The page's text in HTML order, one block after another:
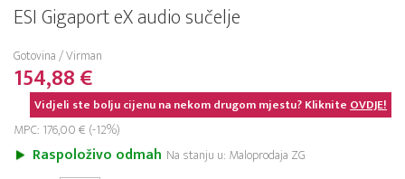
ESI Gigaport eX audio sučelje
Gotovina / Virman
154,88 €
Vidjeli ste bolju cijenu na nekom drugom mjestu? KlikniteOVDJE!
MPC: 176,00 € (-12%)
Raspoloživo odmah Na stanju u: Maloprodaja ZG